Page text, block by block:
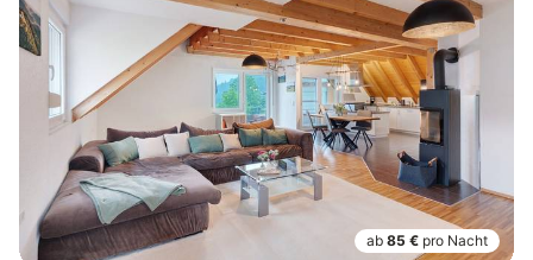
ab 85 € pro Nacht